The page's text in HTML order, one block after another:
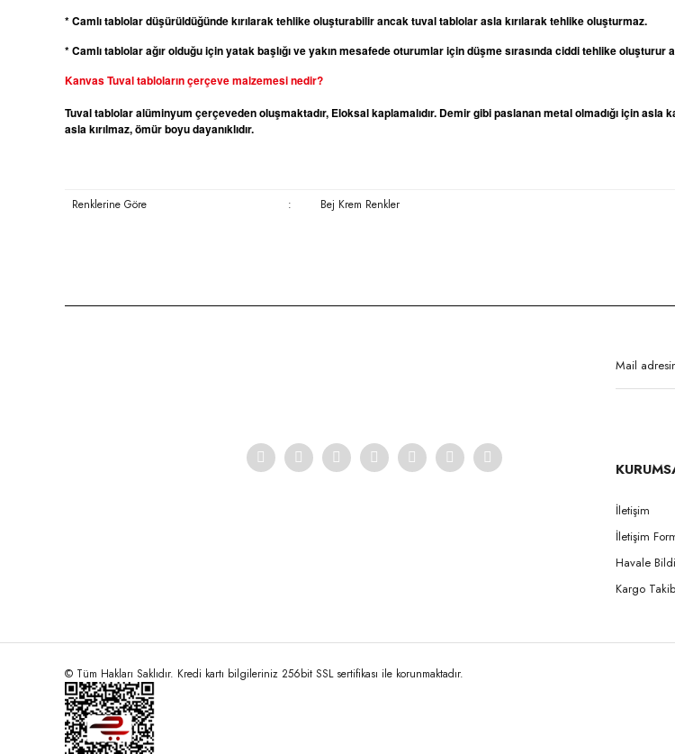
* Camlı tablolar düşürüldüğünde kırılarak tehlike oluşturabilir ancak tuval tablolar asla kırılarak tehlike oluşturmaz.
* Camlı tablolar ağır olduğu için yatak başlığı ve yakın mesafede oturumlar için düşme sırasında ciddi tehlike
KanvasTuval tabloların çerçeve malzemesi nedir?
Tuval tablolar alüminyum çerçeveden oluşmaktadır, Eloksal kaplamalıdır. Demir gibi paslanan metal olmadığı için
asla kırılmaz, ömür boyu dayanıklıdır.
Renklerine Göre : Bej Krem Renkler
İletişim
İletişim
Havale
Kargo
© Tüm Hakları Saklıdır. Kredi kartı bilgileriniz 256bit SSL sertifikası ile korunmaktadır.